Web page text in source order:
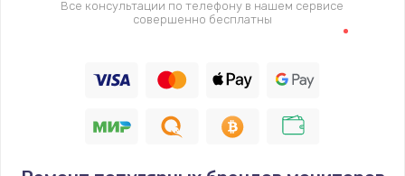
Заказать
Замена жесткого диска
Заказать
Все консультации по телефону в нашем сервисе
совершенно бесплатны